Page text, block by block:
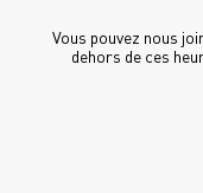
Vous pouvez nous
dehors de ces